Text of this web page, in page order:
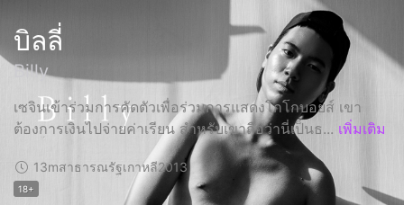
บิลลี่
Billy
เซจินเข้าร่วมการคัดตัวเพื่อร่วมการแสดงโกโกบอยส์ เขา
ต้องการเงินไปจ่ายค่าเรียน สำหรับเขาถือว่านี่เป็นธ... เพิ่มเติม
13mสาธารณรัฐเกาหลี2013
18+